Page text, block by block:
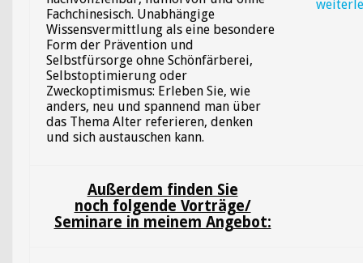
Fachchinesisch. Unabhängige
Wissensvermittlung als eine besondere
Form der Prävention und
Selbstfürsorge ohne Schönfärberei,
Selbstoptimierung oder
Zweckoptimismus: Erleben Sie, wie
anders, neu und spannend man über
das Thema Alter referieren, denken
und sich austauschen kann.
Außerdem finden Sie
noch folgende Vorträge/
Seminare in meinem Angebot: